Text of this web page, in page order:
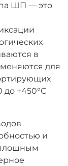
ШП — это
в
для
до +450°С
и